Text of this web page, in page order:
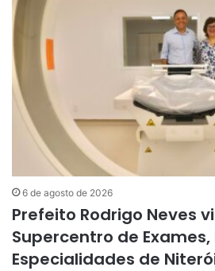
6 de agosto de 2026
Prefeito Rodrigo Neves
Supercentro de
Especialidades de